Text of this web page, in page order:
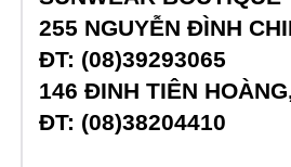
255 NGUYỄN ĐÌNH
ĐT: (08)39293065
146 ĐINH TIÊN
ĐT: (08)38204410